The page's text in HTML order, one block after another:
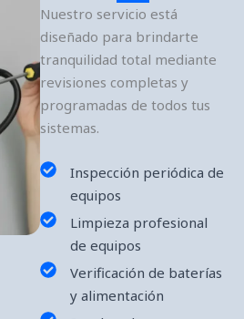
Nuestro servicio está
diseñado para brindarte
tranquilidad total mediante
revisiones completas y
programadas de todos tus
sistemas.
Inspección periódica de
equipos
Limpieza profesional
de equipos
Verificación de baterías
y alimentación